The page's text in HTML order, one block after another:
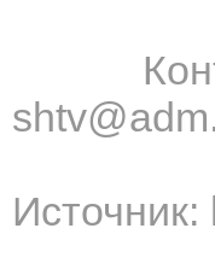
shtv@adm